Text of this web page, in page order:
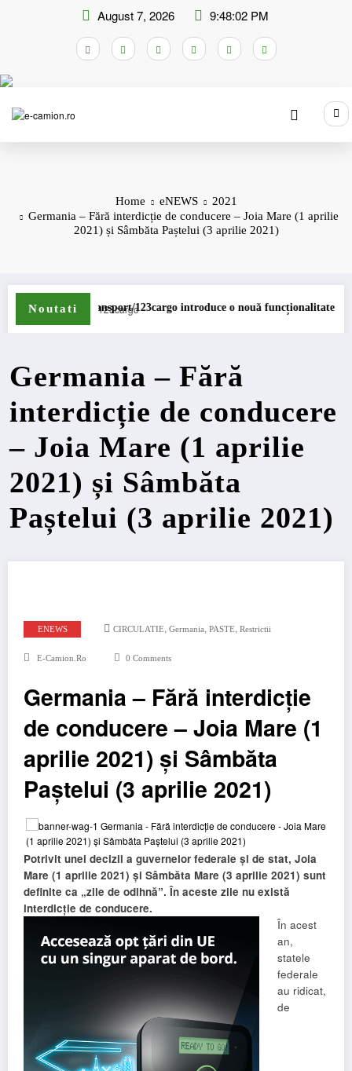
August 7, 2026 9:48:03 PM
Home eNEWS
2021
Germania – Fără interdicție de conducere – Joia Mare (1 aprilie
2021) și Sâmbăta Paștelui (3 aprilie 2021)
Noutati
123cargo introduce o nouă funcționalitate Daimler
Germania – Fără
interdicție de conducere
– Joia Mare (1 aprilie
2021) și Sâmbăta
Paștelui (3 aprilie 2021)
ENEWS CIRCULATIE, Germania, PASTE, Restrictii
E-Camion.ro 0 Comments
Germania – Fără interdicție
de conducere – Joia Mare (1
aprilie 2021) și Sâmbăta
Paștelui (3 aprilie 2021)
Potrivit unei decizii a guvernelor federale și de stat, Joia
Mare (1 aprilie 2021) și Sâmbăta Mare (3 aprilie 2021) sunt
definite ca „zile de odihnă”. În aceste zile nu există
interdicție de conducere.
În acest
an,
statele
federale
au ridicat,
de